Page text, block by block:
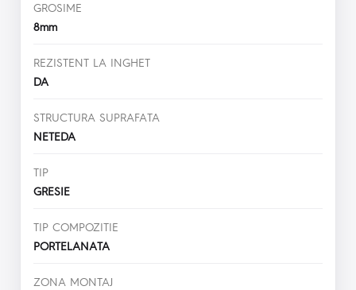
GROSIME
8mm
REZISTENT LA INGHET
DA
STRUCTURA SUPRAFATA
NETEDA
TIP
GRESIE
TIP COMPOZITIE
PORTELANATA
ZONA MONTAJ